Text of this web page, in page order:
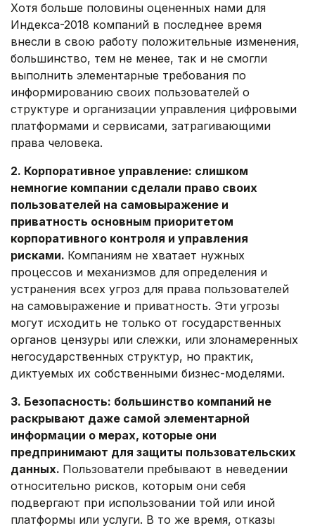
Хотя больше половины оцененных нами для
Индекса-2018 компаний в последнее время
внесли в свою работу положительные изменения,
большинство, тем не менее, так и не смогли
выполнить элементарные требования по
информированию своих пользователей о
структуре и организации управления цифровыми
платформами и сервисами, затрагивающими
права человека.
2. Корпоративное управление: слишком
немногие компании сделали право своих
пользователей на самовыражение и
приватность основным приоритетом
корпоративного контроля и управления
рисками. Компаниям не хватает нужных
процессов и механизмов для определения и
устранения всех угроз для права пользователей
на самовыражение и приватность. Эти угрозы
могут исходить не только от государственных
органов цензуры или слежки, или злонамеренных
негосударственных структур, но практик,
диктуемых их собственными бизнес-моделями.
3. Безопасность: большинство компаний не
раскрывают даже самой элементарной
информации о мерах, которые они
предпринимают для защиты пользовательских
данных. Пользователи пребывают в неведении
относительно рисков, которым они себя
подвергают при использовании той или иной
платформы или услуги. В то же время, отказы